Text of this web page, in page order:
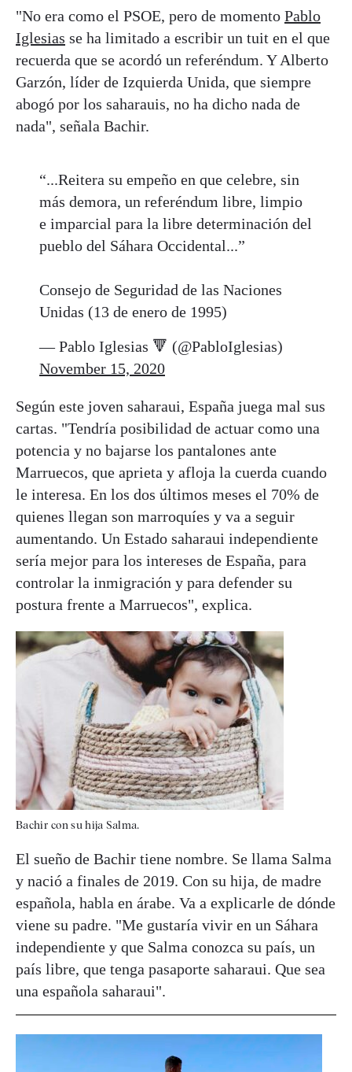
"No era como el PSOE, pero de momento Pablo
Iglesias se ha limitado a escribir un tuit en el que
recuerda que se acordó un referéndum. Y Alberto
Garzón, líder de Izquierda Unida, que siempre
abogó por los saharauis, no ha dicho nada de
nada", señala Bachir.
“...Reitera su empeño en que celebre, sin
más demora, un referéndum libre, limpio
e imparcial para la libre determinación del
pueblo del Sáhara Occidental...”
Consejo de Seguridad de las Naciones
Unidas (13 de enero de 1995)
— Pablo Iglesias 🔻 (@PabloIglesias)
November 15, 2020
Según este joven saharaui, España juega mal sus
cartas. "Tendría posibilidad de actuar como una
potencia y no bajarse los pantalones ante
Marruecos, que aprieta y afloja la cuerda cuando
le interesa. En los dos últimos meses el 70% de
quienes llegan son marroquíes y va a seguir
aumentando. Un Estado saharaui independiente
sería mejor para los intereses de España, para
controlar la inmigración y para defender su
postura frente a Marruecos", explica.
Bachir con su hija Salma.
El sueño de Bachir tiene nombre. Se llama Salma
y nació a finales de 2019. Con su hija, de madre
española, habla en árabe. Va a explicarle de dónde
viene su padre. "Me gustaría vivir en un Sáhara
independiente y que Salma conozca su país, un
país libre, que tenga pasaporte saharaui. Que sea
una española saharaui".